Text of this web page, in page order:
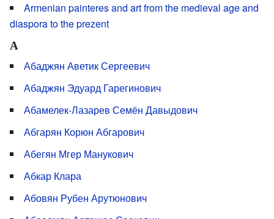
Armenian painteres and art from the medieval age and
diaspora to the prezent
А
Абаджян Аветик Сергеевич
Абаджян Эдуард Гарегинович
Абамелек-Лазарев Семён Давыдович
Абгарян Корюн Абгарович
Абегян Мгер Манукович
Абкар Клара
Абовян Рубен Арутюнович